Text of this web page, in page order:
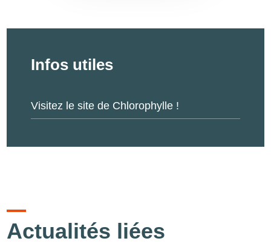
Infos utiles
Visitez le site de Chlorophylle !
Actualités liées